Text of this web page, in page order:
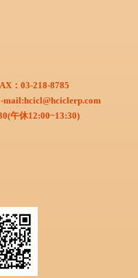
：03-218-8785
mail:hcicl@hciclerp.com
午休12:00~13:30)